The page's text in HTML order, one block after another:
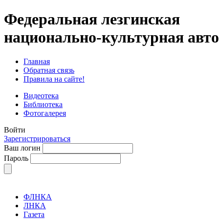
Федеральная лезгинская
национально-культурная
Главная
Обратная связь
Правила на сайте!
Видеотека
Библиотека
Фотогалерея
Войти
Зарегистрироваться
Ваш логин
Пароль
ФЛНКА
ЛНКА
Газета